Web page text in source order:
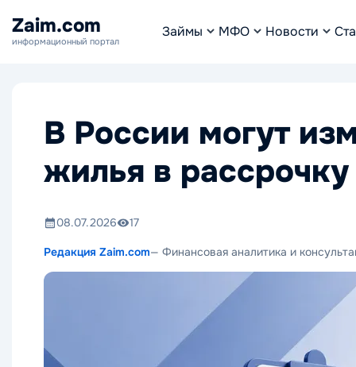
Zaim.com
информационный портал
Займы МФО Новости
В России могут
жилья в рассрочку
08.07.2026 17
Редакция Zaim.com— Финансовая аналитика и